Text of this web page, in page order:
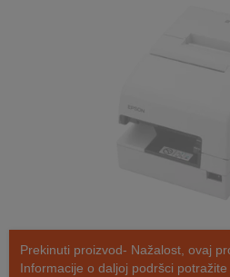
Prekinuti proizvod- Nažalost, ovaj
Informacije o daljoj podršci potražite